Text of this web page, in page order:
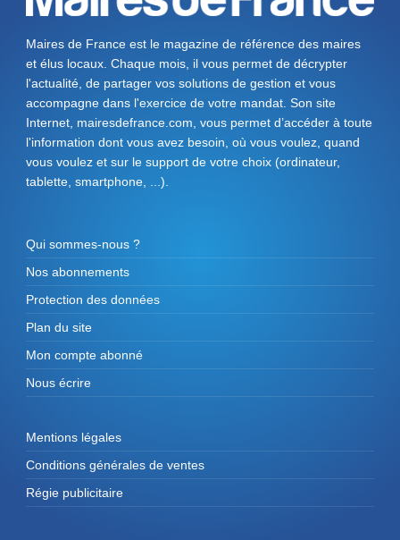
Maires de France est le magazine de référence des maires
et élus locaux. Chaque mois, il vous permet de décrypter
l'actualité, de partager vos solutions de gestion et vous
accompagne dans l'exercice de votre mandat. Son site
Internet, mairesdefrance.com, vous permet d’accéder à toute
l'information dont vous avez besoin, où vous voulez, quand
vous voulez et sur le support de votre choix (ordinateur,
tablette, smartphone, ...).
Qui sommes-nous ?
Nos abonnements
Protection des données
Plan du site
Mon compte abonné
Nous écrire
Mentions légales
Conditions générales de ventes
Régie publicitaire